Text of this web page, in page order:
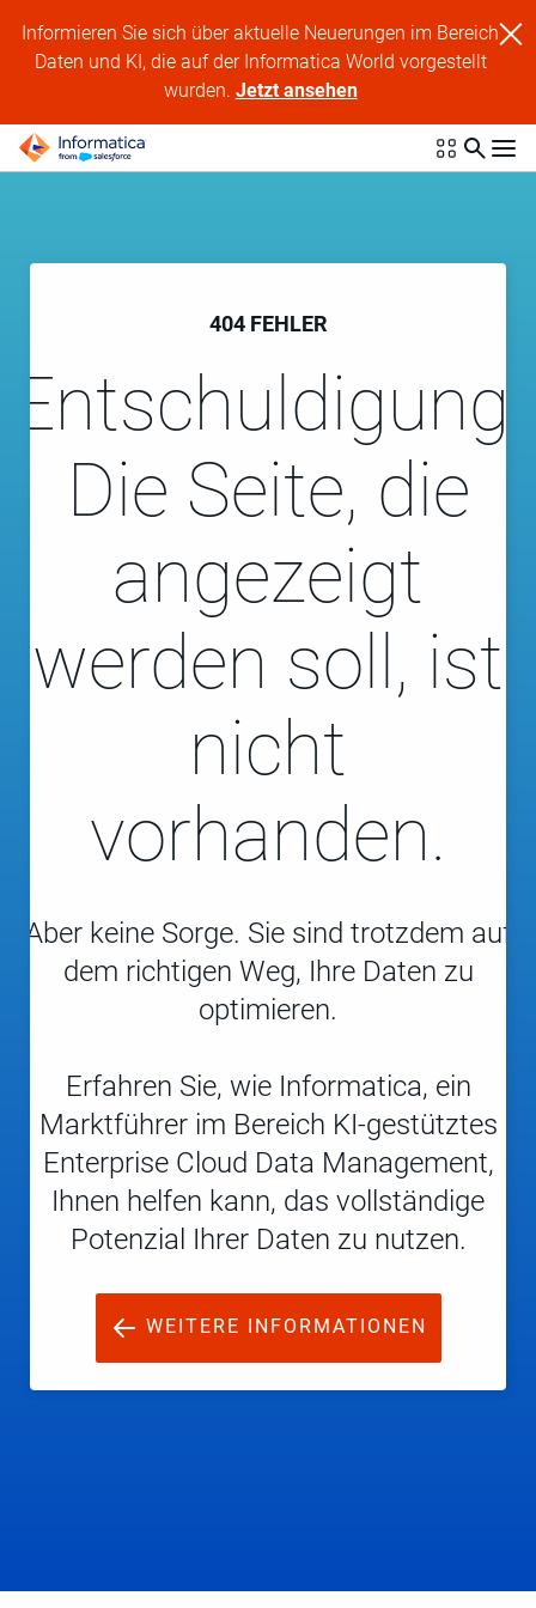
Informieren Sie sich über aktuelle Neuerungen im Bereich
Daten und KI, die auf der Informatica World vorgestellt
wurden. Jetzt ansehen
404 FEHLER
Entschuldigung!
Die Seite, die
angezeigt
werden soll, ist
nicht
vorhanden.
Aber keine Sorge. Sie sind trotzdem auf
dem richtigen Weg, Ihre Daten zu
optimieren.
Erfahren Sie, wie Informatica, ein
Marktführer im Bereich KI-gestütztes
Enterprise Cloud Data Management,
Ihnen helfen kann, das vollständige
Potenzial Ihrer Daten zu nutzen.
WEITERE INFORMATIONEN